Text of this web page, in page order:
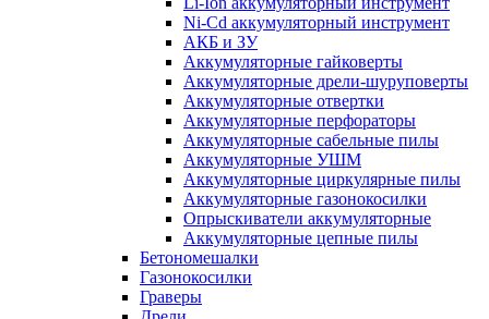
Ni-Cd аккумуляторный инструмент
АКБ и ЗУ
Аккумуляторные гайковерты
Аккумуляторные дрели-шуруповерты
Аккумуляторные отвертки
Аккумуляторные перфораторы
Аккумуляторные сабельные пилы
Аккумуляторные УШМ
Аккумуляторные циркулярные пилы
Аккумуляторные газонокосилки
Опрыскиватели аккумуляторные
Аккумуляторные цепные пилы
Бетономешалки
Газонокосилки
Граверы